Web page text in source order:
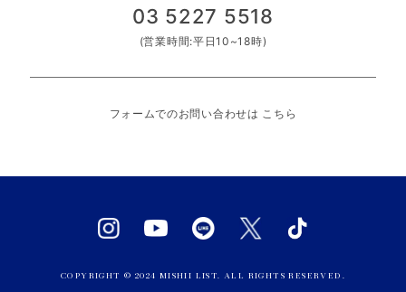
03 5227 5518
(営業時間:平日10~18時)
フォームでのお問い合わせは こちら
COPYRIGHT © 2024 MISHII LIST. ALL RIGHTS RESERVED.